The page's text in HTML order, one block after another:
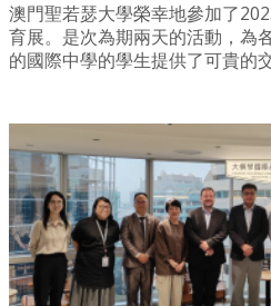
澳門聖若瑟大學榮幸地參加了
育展。是次為期兩天的活動，為
的國際中學的學生提供了可貴的